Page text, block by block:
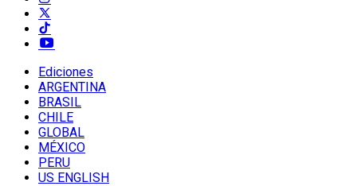
Ediciones
ARGENTINA
BRASIL
CHILE
GLOBAL
MÉXICO
PERU
US ENGLISH